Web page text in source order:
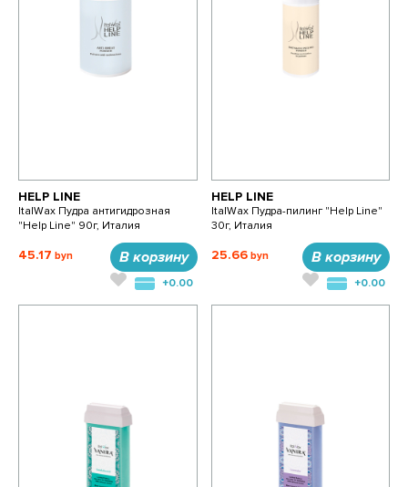
HELP LINE
ItalWax Пудра антигидрозная
"Help Line" 90г, Италия
45.17 В корзину
+0.00
HELP LINE
ItalWax Пудра-пилинг "Help Line"
30г, Италия
25.66 В корзину
+0.00